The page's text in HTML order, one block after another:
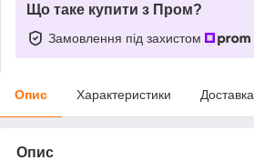
Що таке купити з Пром?
Замовлення під захистом
Опис Характеристики Доставка
Опис